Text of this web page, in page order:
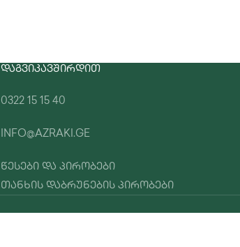
ᲓᲐᲒᲕᲘᲙᲐᲕᲨᲘᲠᲓᲘᲗ
0322 15 15 40
INFO@AZRAKI.GE
წესები და პირობები
თანხის დაბრუნების პირობები